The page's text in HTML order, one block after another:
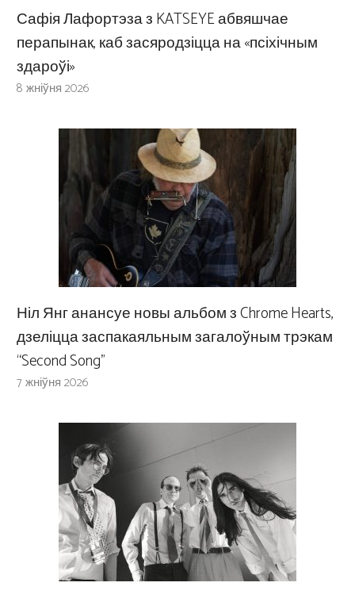
Сафія Лафортэза з KATSEYE абвяшчае
перапынак, каб засяродзіцца на «псіхічным
здароўі»
8 жніўня 2026
Ніл Янг анансуе новы альбом з Chrome Hearts,
дзеліцца заспакаяльным загалоўным трэкам
“Second Song”
7 жніўня 2026